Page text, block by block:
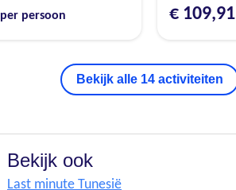
per persoon € 109,91
Bekijk alle 14 activiteiten
Bekijk ook
Last minute Tunesië